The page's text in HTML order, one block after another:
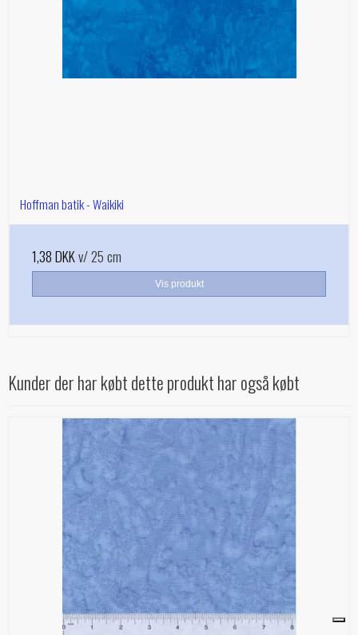
Hoffman batik - Waikiki
1,38 DKKv/ 25 cm
Vis produkt
Kunder der har købt dette produkt har også købt